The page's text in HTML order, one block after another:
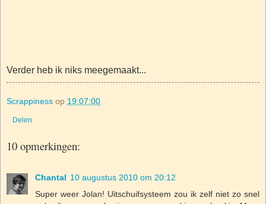
Verder heb ik niks meegemaakt...
Scrappiness op 19:07:00
Delen
10 opmerkingen:
Chantal 10 augustus 2010 om 20:12
Super weer Jolan! Uitschuifsysteem zou ik zelf niet zo snel